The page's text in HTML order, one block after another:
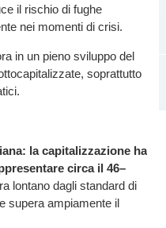
il rischio di fughe
nei momenti di crisi.
in un pieno sviluppo del
soprattutto
la capitalizzazione ha
circa il 46–
lontano dagli standard di
supera ampiamente il